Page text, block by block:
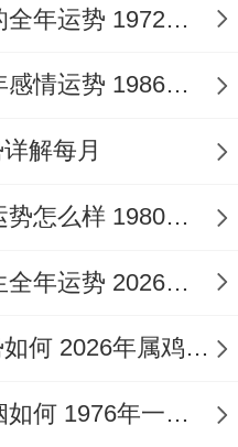
道路上说不定会遇
;属鸡女的健康说不
的工作会让她们感
- 属鸡女要看劳逸结
让自己过度劳累.
1972年属鼠在2026年的全年运势 1972年属鼠在52岁后的运气
1986年属虎的人2026年感情运势 1986年属虎的人这一生婚姻怎么样
解每月
1980年属猴2026年的运势怎么样 1980年属猴人2月份运程
2026属猪人1983年出生全年运势 2026属猪人的全年运势
2026年属鸡人健康运势如何 2026年属鸡人的全年运势如何
1976年到2026年的婚姻如何 1976年一生婚姻状况